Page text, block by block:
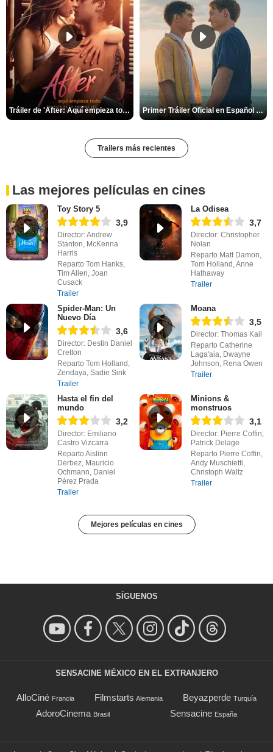
Tráiler de 'After: Aquí empieza todo' Primer Tráiler Oficial en Español de 'Heartstopper Forever'
Trailers más recientes
Las mejores películas en cines
Toy Story 5
3,9
Director: Andrew
Stanton, McKenna
Harris
Reparto Tom Hanks,
Tim Allen, Joan
Cusack
Trailer
La Odisea
3,7
Director: Christopher
Nolan
Reparto Matt Damon,
Tom Holland, Anne
Hathaway
Trailer
Spider-Man: Un
Nuevo Día
3,6
Director: Destin Daniel
Cretton
Reparto Tom Holland,
Zendaya, Sadie Sink
Trailer
Moana
3,5
Director: Thomas Kail
Reparto Catherine
Laga'aia, Dwayne
Johnson, Rena Owen
Trailer
Hasta el fin del
mundo
3,2
Director: Emiliano
Castro Vizcarra
Reparto Aislinn
Derbez, Mauricio
Ochmann, Daniel
Pérez Prada
Trailer
Minions &
monstruos
3,1
Director: Pierre Coffin,
Patrick Delage
Reparto Pierre Coffin,
Andy Muschietti,
Christoph Waltz
Trailer
Mejores películas en cines
SÍGUENOS
SENSACINE MÉXICO EN EL EXTRANJERO
AlloCiné Francia Filmstarts Alemania Beyazperde Turquía
AdoroCinema Brasil Sensacine España